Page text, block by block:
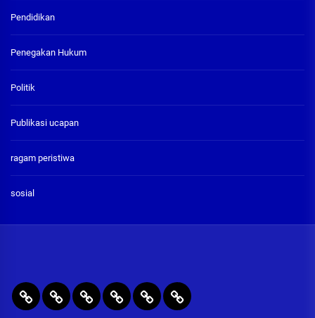
Pendidikan
Penegakan Hukum
Politik
Publikasi ucapan
ragam peristiwa
sosial
BERITA RAGAM PENEGAKANPENDIDIKAN
PublikasiADVETORIAL